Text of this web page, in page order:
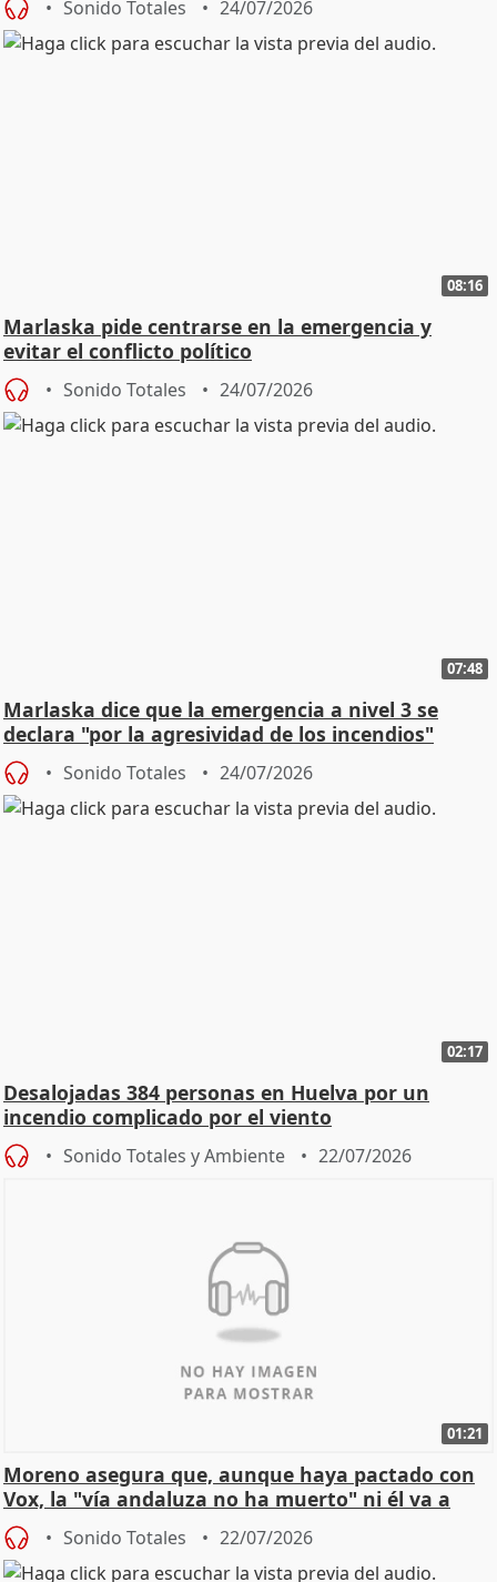
Sonido Totales 24/07/2026
08:16
Marlaska pide centrarse en la emergencia y
evitar el conflicto político
Sonido Totales 24/07/2026
07:48
Marlaska dice que la emergencia a nivel 3 se
declara "por la agresividad de los incendios"
Sonido Totales 24/07/2026
02:17
Desalojadas 384 personas en Huelva por un
incendio complicado por el viento
Sonido Totales y Ambiente 22/07/2026
01:21
Moreno asegura que, aunque haya pactado con
Vox, la "vía andaluza no ha muerto" ni él va a
"cambiar"
Sonido Totales 22/07/2026